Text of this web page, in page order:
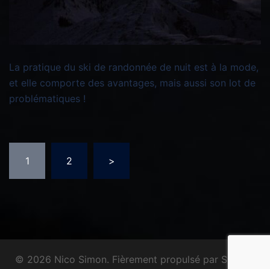
La pratique du ski de randonnée de nuit est à la mode,
et elle comporte des avantages, mais aussi son lot de
problématiques !
1 2 >
© 2026 Nico Simon. Fièrement propulsé par Sydney